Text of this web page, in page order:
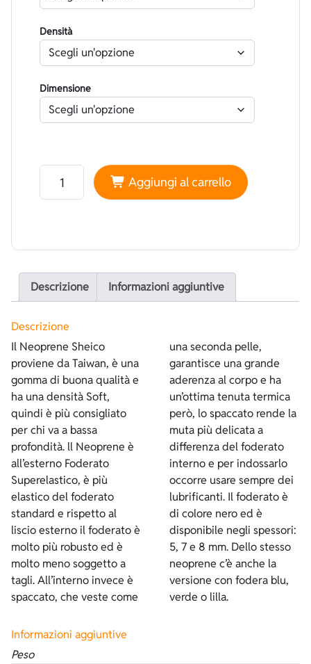
Densità
Dimensione
Neoprene Sheico Foderato Superstretch Nero -
Aggiungi al carrello
Descrizione Informazioni aggiuntive
Descrizione
Il Neoprene Sheico
proviene da Taiwan, è una
gomma di buona qualità e
ha una densità Soft,
quindi è più consigliato
per chi va a bassa
profondità. ll Neoprene è
all’esterno Foderato
Superelastico, è più
elastico del foderato
standard e rispetto al
liscio esterno il foderato è
molto più robusto ed è
molto meno soggetto a
tagli. All’interno invece è
spaccato, che veste come
una seconda pelle,
garantisce una grande
aderenza al corpo e ha
un’ottima tenuta termica
però, lo spaccato rende la
muta più delicata a
differenza del foderato
interno e per indossarlo
occorre usare sempre dei
lubrificanti. Il foderato è
di colore nero ed è
disponibile negli spessori:
5, 7 e 8 mm. Dello stesso
neoprene c’è anche la
versione con fodera blu,
verde o lilla.
Informazioni aggiuntive
Peso